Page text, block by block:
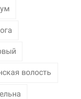
волость